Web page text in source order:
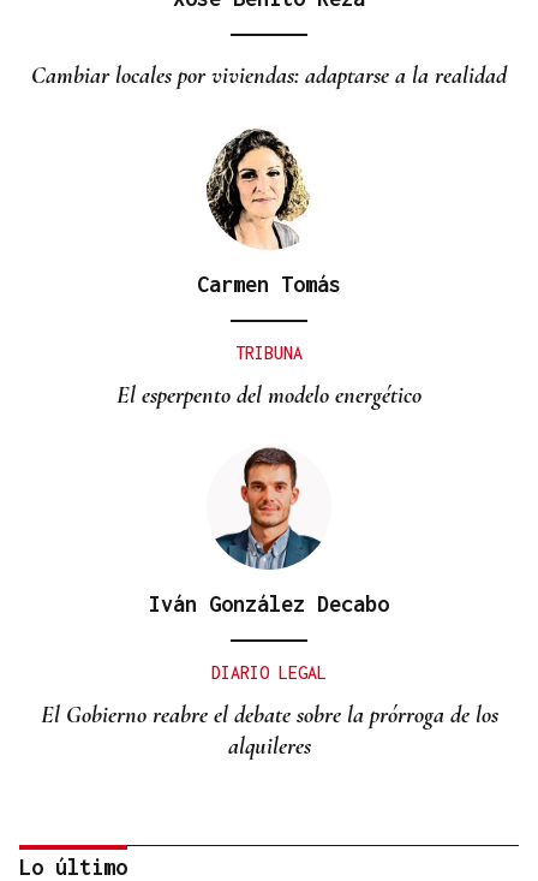
Cambiar locales por viviendas: adaptarse a la realidad
Carmen Tomás
TRIBUNA
El esperpento del modelo energético
Iván González Decabo
DIARIO LEGAL
El Gobierno reabre el debate sobre la prórroga de los
alquileres
Lo último